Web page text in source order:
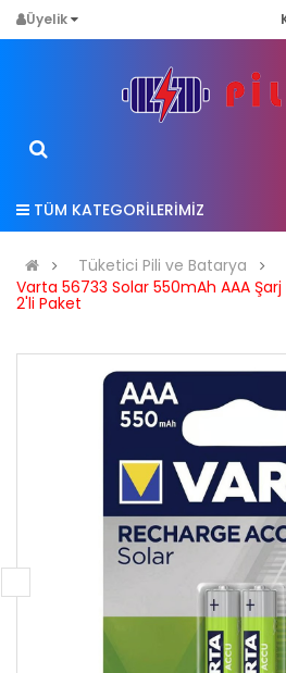
Üyelik
TÜM KATEGORİLERİMİZ
Tüketici Pili ve Batarya
Varta 56733 Solar 550mAh AAA
2'li Paket